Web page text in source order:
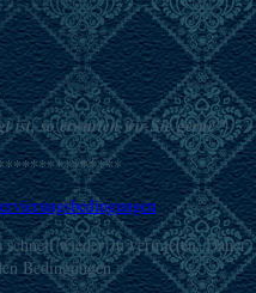
ist, so erwarten wir Sie gerne !
wieder zu vermieten. Daher
Bedingungen :